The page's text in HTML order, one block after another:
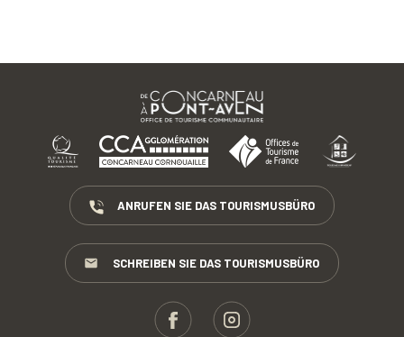
ANRUFEN SIE DAS TOURISMUSBÜRO
SCHREIBEN SIE DAS TOURISMUSBÜRO